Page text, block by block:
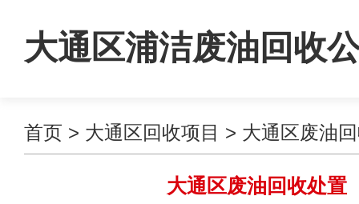
大通区浦洁废油回收
首页 > 大通区回收项目 > 大通区废油
大通区废油回收处置